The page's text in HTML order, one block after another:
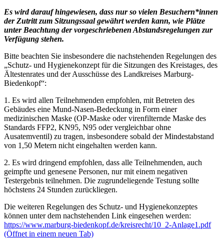
Es wird darauf hingewiesen, dass nur so vielen Besuchern*innen
der Zutritt zum Sitzungssaal gewährt werden kann, wie Plätze
unter Beachtung der vorgeschriebenen Abstandsregelungen zur
Verfügung stehen.
Bitte beachten Sie insbesondere die nachstehenden Regelungen des
„Schutz- und Hygienekonzept für die Sitzungen des Kreistages, des
Ältestenrates und der Ausschüsse des Landkreises Marburg-
Biedenkopf“:
1. Es wird allen Teilnehmenden empfohlen, mit Betreten des
Gebäudes eine Mund-Nasen-Bedeckung in Form einer
medizinischen Maske (OP-Maske oder virenfilternde Maske des
Standards FFP2, KN95, N95 oder vergleichbar ohne
Ausatemventil) zu tragen, insbesondere sobald der Mindestabstand
von 1,50 Metern nicht eingehalten werden kann.
2. Es wird dringend empfohlen, dass alle Teilnehmenden, auch
geimpfte und genesene Personen, nur mit einem negativen
Testergebnis teilnehmen. Die zugrundeliegende Testung sollte
höchstens 24 Stunden zurückliegen.
Die weiteren Regelungen des Schutz- und Hygienekonzeptes
können unter dem nachstehenden Link eingesehen werden:
https://www.marburg-biedenkopf.de/kreisrecht/10_2-Anlage1.pdf
(Öffnet in einem neuen Tab)